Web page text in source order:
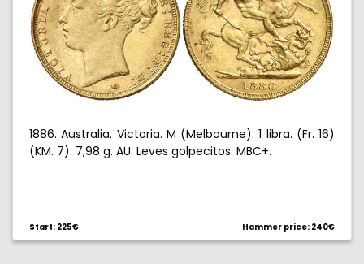
1886. Australia. Victoria. M (Melbourne). 1 libra. (Fr. 16)
(KM. 7). 7,98 g. AU. Leves golpecitos. MBC+.
Start: 225€ Hammer price: 240€